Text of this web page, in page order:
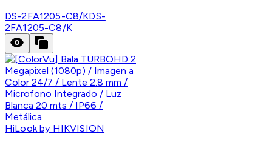
DS-2FA1205-C8/KDS-
2FA1205-C8/K
HiLook by HIKVISION